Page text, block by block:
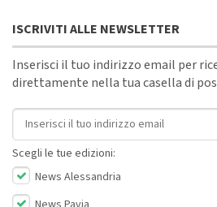
ISCRIVITI ALLE NEWSLETTER
Inserisci il tuo indirizzo email per
direttamente nella tua casella di
Indirizzo email
Scegli le tue edizioni:
News Alessandria